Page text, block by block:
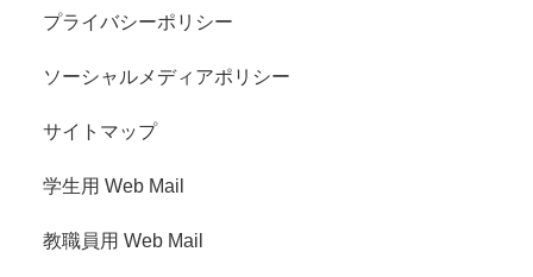
プライバシーポリシー
ソーシャルメディアポリシー
サイトマップ
学生用 Web Mail
教職員用 Web Mail